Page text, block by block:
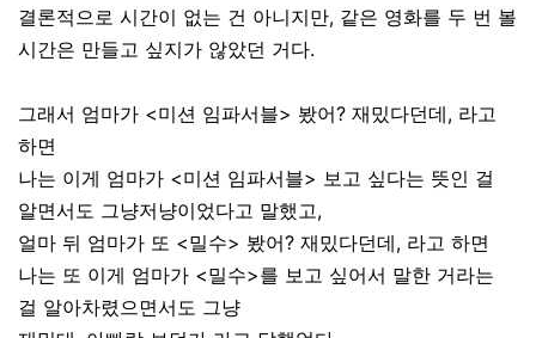
결론적으로 시간이 없는 건 아니지만, 같은 영화를 두 번 볼
시간은 만들고 싶지가 않았던 거다.
그래서 엄마가 <미션 임파서블> 봤어? 재밌다던데, 라고
하면
나는 이게 엄마가 <미션 임파서블> 보고 싶다는 뜻인 걸
알면서도 그냥저냥이었다고 말했고,
얼마 뒤 엄마가 또 <밀수> 봤어? 재밌다던데, 라고 하면
나는 또 이게 엄마가 <밀수>를 보고 싶어서 말한 거라는
걸 알아차렸으면서도 그냥